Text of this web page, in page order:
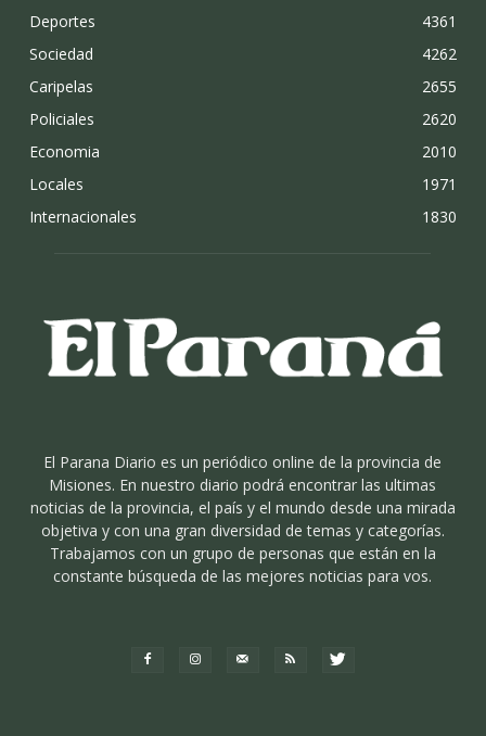
Deportes
4361
Sociedad
4262
Caripelas
2655
Policiales
2620
Economia
2010
Locales
1971
Internacionales
1830
El Parana Diario es un periódico online de la provincia de
Misiones. En nuestro diario podrá encontrar las ultimas
noticias de la provincia, el país y el mundo desde una mirada
objetiva y con una gran diversidad de temas y categorías.
Trabajamos con un grupo de personas que están en la
constante búsqueda de las mejores noticias para vos.